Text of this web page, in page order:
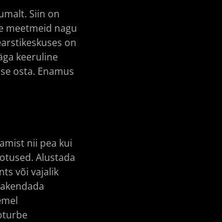
Siin on
meetmeid nagu
on
keeruline
osta. Enamus
nii pea kui
Alustada
või vajalik